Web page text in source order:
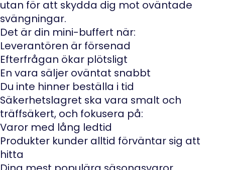
utan för att skydda dig mot oväntade
svängningar.
Det är din mini-buffert när:
Leverantören är försenad
Efterfrågan ökar plötsligt
En vara säljer oväntat snabbt
Du inte hinner beställa i tid
Säkerhetslagret ska vara smalt och
träffsäkert, och fokusera på:
Varor med lång ledtid
Produkter kunder alltid förväntar sig att
hitta